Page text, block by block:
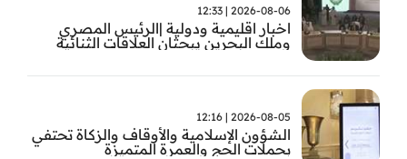
2026-08-06 | 12:33
اخبار اقليمية ودولية |الرئيس المصري
وملك البحرين يبحثان العلاقات الثنائية
2026-08-05 | 12:16
الشؤون الإسلامية والأوقاف والزكاة تحتفي
بحملات الحج والعمرة المتميزة